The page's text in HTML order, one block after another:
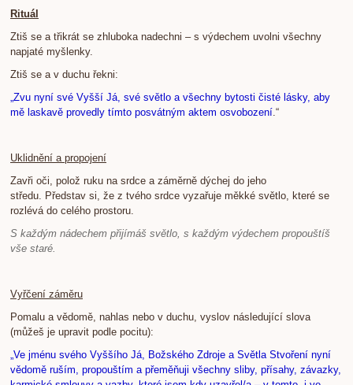
Rituál
Ztiš se a třikrát se zhluboka nadechni – s výdechem uvolni všechny
napjaté myšlenky.
Ztiš se a v duchu řekni:
„Zvu nyní své Vyšší Já, své světlo a všechny bytosti čisté lásky, aby
mě laskavě provedly tímto posvátným aktem osvobození.“
Uklidnění a propojení
Zavři oči, polož ruku na srdce a záměrně dýchej do jeho
středu. Představ si, že z tvého srdce vyzařuje měkké světlo, které se
rozlévá do celého prostoru.
S každým nádechem přijímáš světlo, s každým výdechem propouštíš
vše staré.
Vyřčení záměru
Pomalu a vědomě, nahlas nebo v duchu, vyslov následující slova
(můžeš je upravit podle pocitu):
„Ve jménu svého Vyššího Já, Božského Zdroje a Světla Stvoření nyní
vědomě ruším, propouštím a přeměňuji všechny sliby, přísahy, závazky,